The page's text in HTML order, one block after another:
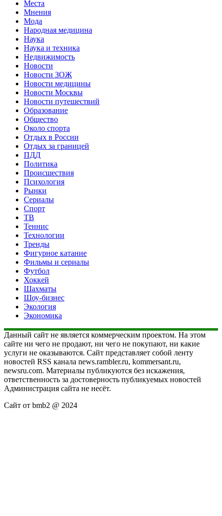
Места
Мнения
Мода
Народная медицина
Наука
Наука и техника
Недвижимость
Новости
Новости ЗОЖ
Новости медицины
Новости Москвы
Новости путешествий
Образование
Общество
Около спорта
Отдых в России
Отдых за границей
ПДД
Политика
Происшествия
Психология
Рынки
Сериалы
Спорт
ТВ
Теннис
Технологии
Тренды
Фигурное катание
Фильмы и сериалы
Футбол
Хоккей
Шахматы
Шоу-бизнес
Экология
Экономика
Данный сайт не является коммерческим проектом. На этом
сайте ни чего не продают, ни чего не покупают, ни какие
услуги не оказываются. Сайт представляет собой ленту
новостей RSS канала news.rambler.ru, kommersant.ru,
newsru.com. Материалы публикуются без искажения,
ответственность за достоверность публикуемых новостей
Администрация сайта не несёт.
Сайт от bmb2 @ 2024